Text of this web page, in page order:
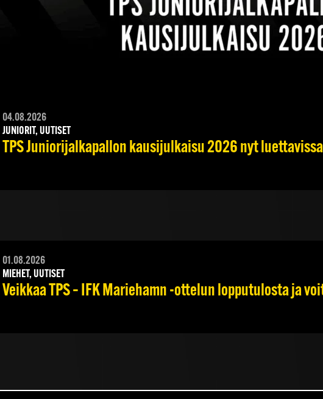
04.08.2026
JUNIORIT, UUTISET
TPS Juniorijalkapallon kausijulkaisu 2026 nyt luettavissa
01.08.2026
MIEHET, UUTISET
Veikkaa TPS – IFK Mariehamn -ottelun lopputulosta ja